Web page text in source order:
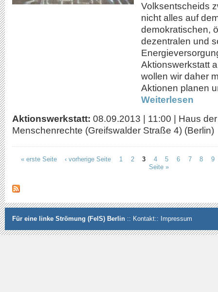
Volksentscheids
nicht alles auf
demokratischen,
dezentralen und
Aktionswerkstatt
wollen wir daher
Aktionen planen
Weiterlesen
Aktionswerkstatt: 08.09.2013 | 11:00 | Haus
Menschenrechte (Greifswalder Straße 4) (Berlin)
« erste Seite ‹ vorherige Seite 1 2 3 4 5 6 7 8
9
Seite »
Für eine linke Strömung (FelS) Berlin :: Kontakt:: Impressum